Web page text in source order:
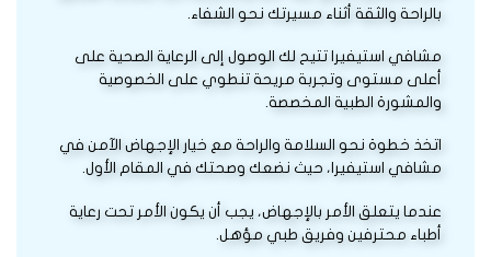
بالراحة والثقة أثناء مسيرتك نحو الشفاء.
مشافي استيفيرا تتيح لك الوصول إلى الرعاية الصحية على
أعلى مستوى وتجربة مريحة تنطوي على الخصوصية
والمشورة الطبية المخصصة.
اتخذ خطوة نحو السلامة والراحة مع خيار الإجهاض الآمن في
مشافي استيفيرا، حيث نضعك وصحتك في المقام الأول.
عندما يتعلق الأمر بالإجهاض، يجب أن يكون الأمر تحت رعاية
أطباء محترفين وفريق طبي مؤهل.